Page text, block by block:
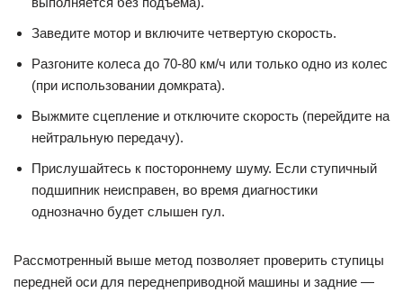
Заведите мотор и включите четвертую скорость.
Разгоните колеса до 70-80 км/ч или только одно из колес
(при использовании домкрата).
Выжмите сцепление и отключите скорость (перейдите на
нейтральную передачу).
Прислушайтесь к постороннему шуму. Если ступичный
подшипник неисправен, во время диагностики
однозначно будет слышен гул.
Рассмотренный выше метод позволяет проверить ступицы
передней оси для переднеприводной машины и задние —